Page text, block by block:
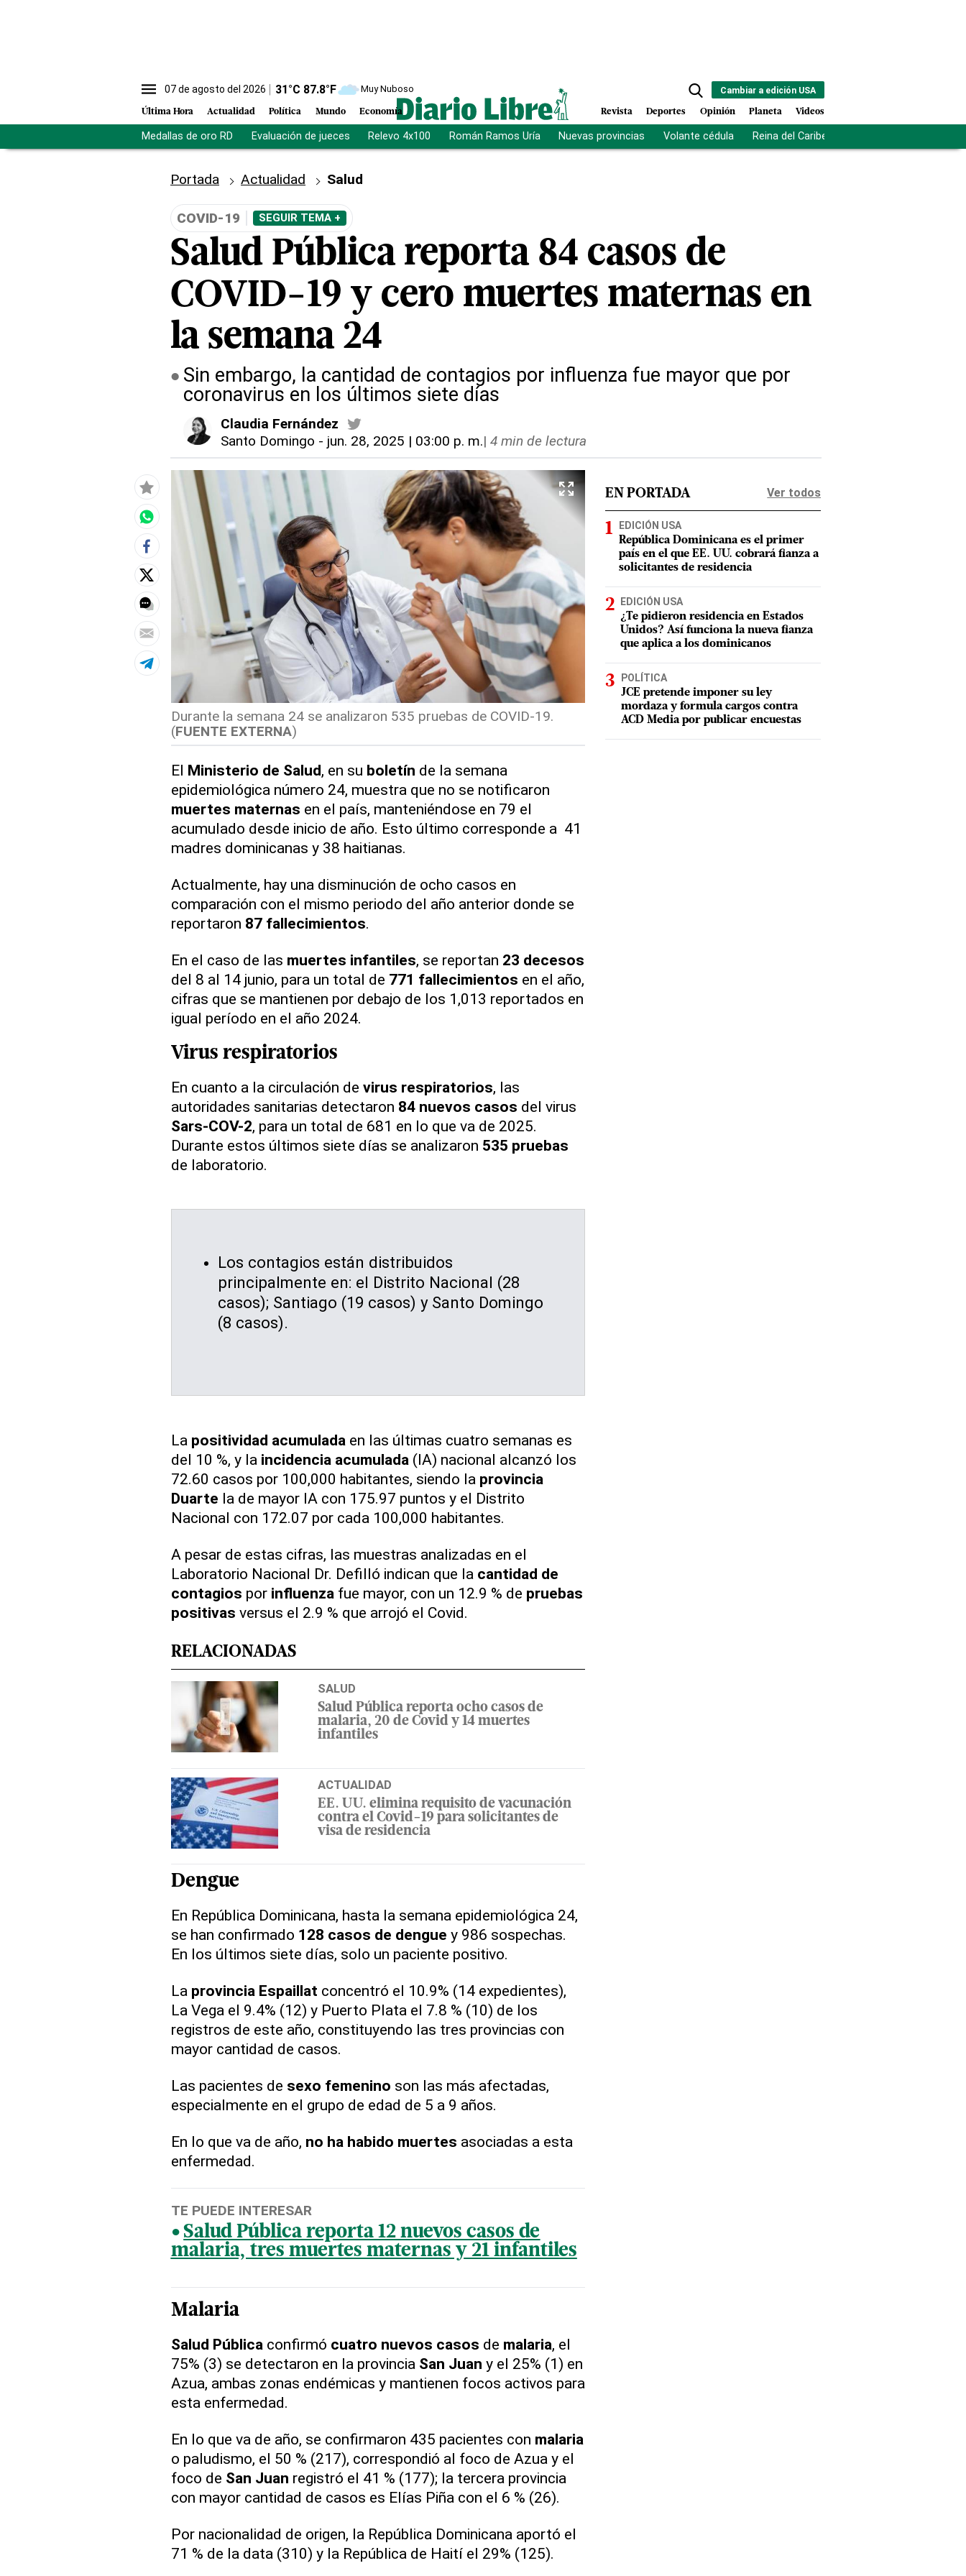
07 de agosto del 2026 31°C 87.8°F Muy Nuboso
Última Hora Actualidad Política Mundo Economía
Cambiar a edición USA
Revista Deportes Opinión Planeta Videos
Medallas de oro RD Evaluación de jueces Relevo 4x100 Román Ramos Uría Nuevas provincias Volante cédula Reina del Caribe
Portada Actualidad Salud
COVID-19 SEGUIR TEMA +
Salud Pública reporta 84 casos de
COVID-19 y cero muertes maternas en
la semana 24
Sin embargo, la cantidad de contagios por influenza fue mayor que por
coronavirus en los últimos siete días
Claudia Fernández
Santo Domingo - jun. 28, 2025 | 03:00 p. m.| 4 min de lectura
Durante la semana 24 se analizaron 535 pruebas de COVID-19.
(FUENTE EXTERNA)
El Ministerio de Salud, en su boletín de la semana
epidemiológica número 24, muestra que no se notificaron
muertes maternas en el país, manteniéndose en 79 el
acumulado desde inicio de año. Esto último corresponde a 41
madres dominicanas y 38 haitianas.
Actualmente, hay una disminución de ocho casos en
comparación con el mismo periodo del año anterior donde se
reportaron 87 fallecimientos.
En el caso de las muertes infantiles, se reportan 23 decesos
del 8 al 14 junio, para un total de 771 fallecimientos en el año,
cifras que se mantienen por debajo de los 1,013 reportados en
igual período en el año 2024.
Virus respiratorios
En cuanto a la circulación de virus respiratorios, las
autoridades sanitarias detectaron 84 nuevos casos del virus
Sars-COV-2, para un total de 681 en lo que va de 2025.
Durante estos últimos siete días se analizaron 535 pruebas
de laboratorio.
Los contagios están distribuidos
principalmente en: el Distrito Nacional (28
casos); Santiago (19 casos) y Santo Domingo
(8 casos).
La positividad acumuladaen las últimas cuatro semanas es
del 10 %, y la incidencia acumulada(IA) nacional alcanzó los
72.60 casos por 100,000 habitantes, siendo la provincia
Duarte la de mayor IA con 175.97 puntos y el Distrito
Nacional con 172.07 por cada 100,000 habitantes.
A pesar de estas cifras, las muestras analizadas en el
Laboratorio Nacional Dr. Defilló indican que la cantidad de
contagios por influenzafue mayor, con un 12.9 % de pruebas
positivas versus el 2.9 % que arrojó el Covid.
RELACIONADAS
SALUD
Salud Pública reporta ocho casos de
malaria, 20 de Covid y 14 muertes
infantiles
ACTUALIDAD
EE. UU. elimina requisito de vacunación
contra el Covid-19 para solicitantes de
visa de residencia
Dengue
En República Dominicana, hasta la semana epidemiológica 24,
se han confirmado 128 casos de dengue y 986 sospechas.
En los últimos siete días, solo un paciente positivo.
La provincia Espaillat concentró el 10.9% (14 expedientes),
La Vega el 9.4% (12) y Puerto Plata el 7.8 % (10) de los
registros de este año, constituyendo las tres provincias con
mayor cantidad de casos.
Las pacientes de sexo femenino son las más afectadas,
especialmente en el grupo de edad de 5 a 9 años.
En lo que va de año, no ha habido muertes asociadas a esta
enfermedad.
TE PUEDE INTERESAR
Salud Pública reporta 12 nuevos casos de
malaria, tres muertes maternas y 21 infantiles
Malaria
Salud Públicaconfirmó cuatro nuevos casos de malaria, el
75% (3) se detectaron en la provincia San Juan y el 25% (1) en
Azua, ambas zonas endémicas y mantienen focos activos para
esta enfermedad.
En lo que va de año, se confirmaron 435 pacientes con malaria
o paludismo, el 50 % (217), correspondió al foco de Azua y el
foco de San Juan registró el 41 % (177); la tercera provincia
con mayor cantidad de casos es Elías Piña con el 6 % (26).
Por nacionalidad de origen, la República Dominicana aportó el
71 % de la data (310) y la República de Haití el 29% (125).
EN PORTADA Ver todos
EDICIÓN USA
República Dominicana es el primer
país en el que EE. UU. cobrará fianza a
solicitantes de residencia
EDICIÓN USA
¿Te pidieron residencia en Estados
Unidos? Así funciona la nueva fianza
que aplica a los dominicanos
POLÍTICA
JCE pretende imponer su ley
mordaza y formula cargos contra
ACD Media por publicar encuestas